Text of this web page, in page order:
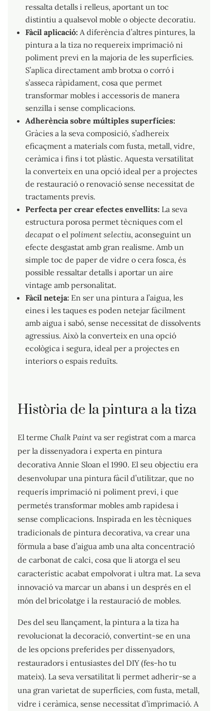
ressalta detalls i relleus, aportant un toc
distintiu a qualsevol moble o objecte decoratiu.
Fàcil aplicació: A diferència d’altres pintures, la
pintura a la tiza no requereix imprimació ni
poliment previ en la majoria de les superfícies.
S’aplica directament amb brotxa o corró i
s’asseca ràpidament, cosa que permet
transformar mobles i accessoris de manera
senzilla i sense complicacions.
Adherència sobre múltiples superfícies:
Gràcies a la seva composició, s’adhereix
eficaçment a materials com fusta, metall, vidre,
ceràmica i fins i tot plàstic. Aquesta versatilitat
la converteix en una opció ideal per a projectes
de restauració o renovació sense necessitat de
tractaments previs.
Perfecta per crear efectes envellits: La seva
estructura porosa permet tècniques com el
decapat o el poliment selectiu, aconseguint un
efecte desgastat amb gran realisme. Amb un
simple toc de paper de vidre o cera fosca, és
possible ressaltar detalls i aportar un aire
vintage amb personalitat.
Fàcil neteja: En ser una pintura a l’aigua, les
eines i les taques es poden netejar fàcilment
amb aigua i sabó, sense necessitat de dissolvents
agressius. Això la converteix en una opció
ecològica i segura, ideal per a projectes en
interiors o espais reduïts.
Història de la pintura a la tiza
El terme Chalk Paint va ser registrat com a marca
per la dissenyadora i experta en pintura
decorativa Annie Sloan el 1990. El seu objectiu era
desenvolupar una pintura fàcil d’utilitzar, que no
requerís imprimació ni poliment previ, i que
permetés transformar mobles amb rapidesa i
sense complicacions. Inspirada en les tècniques
tradicionals de pintura decorativa, va crear una
fórmula a base d’aigua amb una alta concentració
de carbonat de calci, cosa que li atorga el seu
característic acabat empolvorat i ultra mat. La seva
innovació va marcar un abans i un després en el
món del bricolatge i la restauració de mobles.
Des del seu llançament, la pintura a la tiza ha
revolucionat la decoració, convertint-se en una
de les opcions preferides per dissenyadors,
restauradors i entusiastes del DIY (fes-ho tu
mateix). La seva versatilitat li permet adherir-se a
una gran varietat de superfícies, com fusta, metall,
vidre i ceràmica, sense necessitat d’imprimació. A